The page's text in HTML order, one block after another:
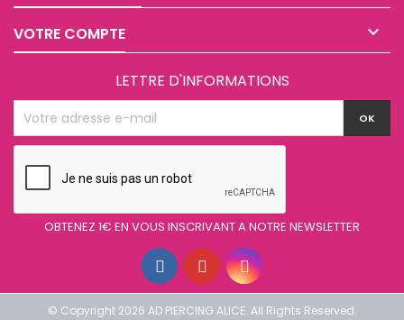
VOTRE COMPTE 
LETTRE D'INFORMATIONS
OBTENEZ 1€ EN VOUS INSCRIVANT A NOTRE NEWSLETTER
© Copyright 2026 AD PIERCING ALICE. All Rights Reserved.